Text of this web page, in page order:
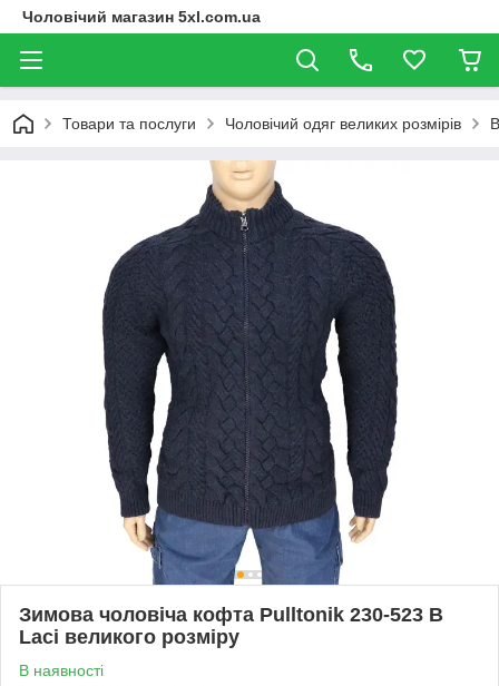
Чоловічий магазин 5xl.com.ua
Товари та послуги Чоловічий одяг великих розмірів
Зимова чоловіча кофта Pulltonik 230-523 B
Laci великого розміру
В наявності